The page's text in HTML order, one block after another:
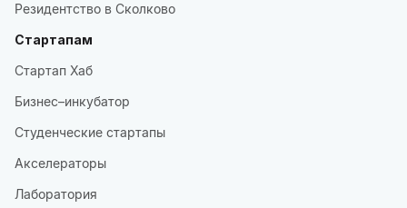
Резидентство в Сколково
Стартапам
Стартап Хаб
Бизнес–инкубатор
Студенческие стартапы
Акселераторы
Лаборатория